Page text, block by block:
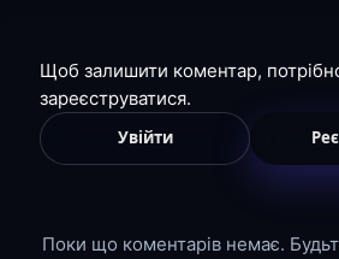
Щоб залишити коментар,
зареєструватися.
Увійти
Поки що коментарів немає.